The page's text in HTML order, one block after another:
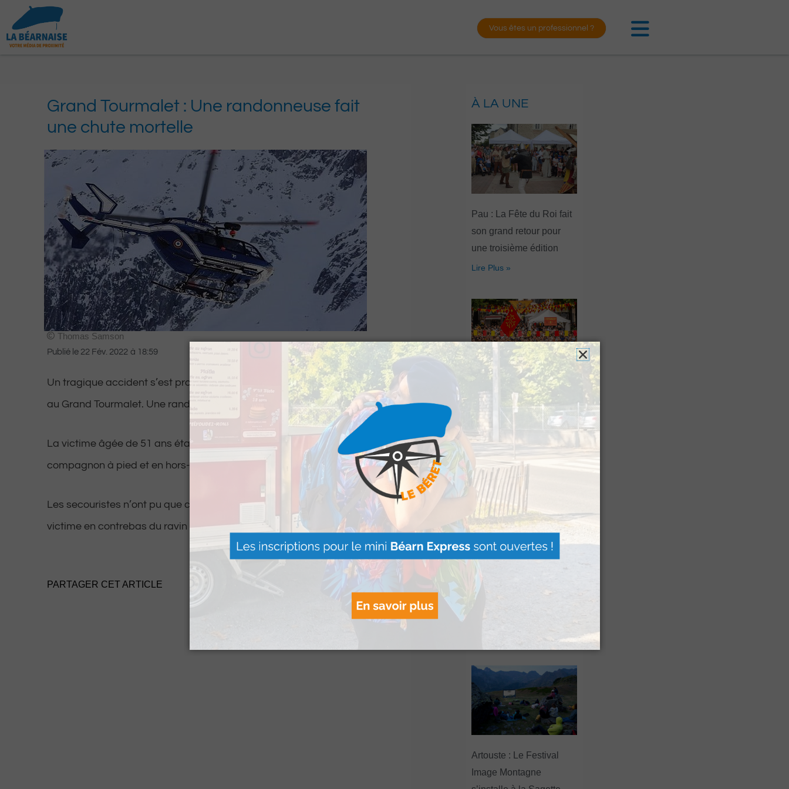
contenu
Vous êtes un professionnel ?
Grand Tourmalet : Une randonneuse fait
une chute mortelle
Thomas Samson
Publié le 22 Fév. 2022 à 18:59
Un tragique accident s’est produit ce mardi en début d’après-midi
au Grand Tourmalet. Une randonneuse a fait une chute mortelle.
La victime âgée de 51 ans était partie en randonnée avec son
compagnon à pied et en hors-piste.
Les secouristes n’ont pu que constater le corps sans vie de la
victime en contrebas du ravin de Toue, en Barèges.
PARTAGER CET ARTICLE
À LA UNE
Pau : La Fête du Roi fait
son grand retour pour
une troisième édition
Lire Plus »
Hestiv’Òc : Les férias
Béarnaises font leur
grand retour à Pau
Lire Plus »
offert par Version
Voyages pour les grands
Artouste : Le Festival
Image Montagne